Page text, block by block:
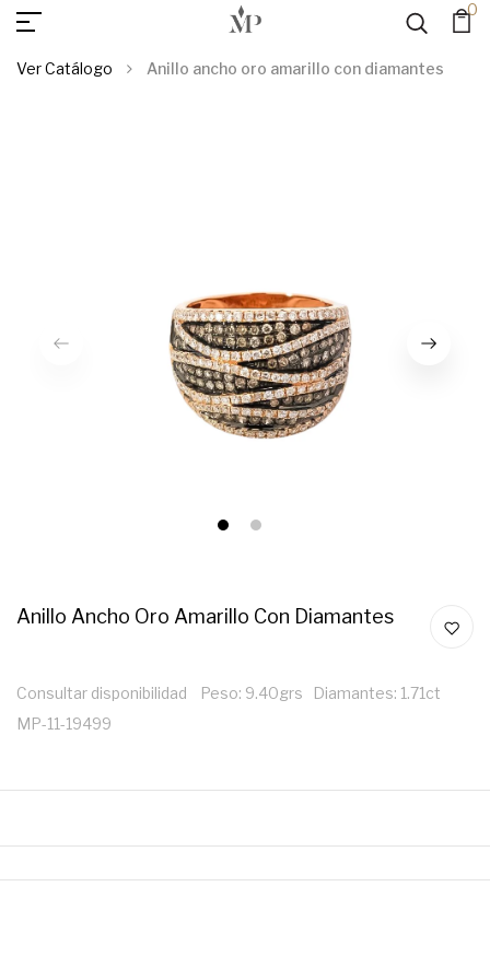
0
Ver Catálogo Anillo ancho oro amarillo con diamantes
1 2
Anillo Ancho Oro Amarillo Con Diamantes
Consultar disponibilidad Peso: 9.40grs Diamantes: 1.71ct
MP-11-19499
AGREGAR AL